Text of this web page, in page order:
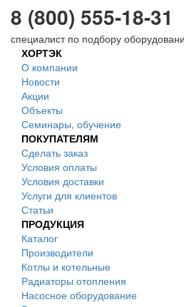
8 (800) 555-18-31
специалист по подбору
ХОРТЭК
О компании
Новости
Акции
Объекты
Семинары, обучение
ПОКУПАТЕЛЯМ
Сделать заказ
Условия оплаты
Условия доставки
Услуги для клиентов
Статьи
ПРОДУКЦИЯ
Каталог
Производители
Котлы и котельные
Радиаторы отопления
Насосное оборудование